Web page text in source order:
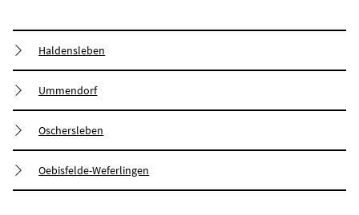
Haldensleben
Ummendorf
Oschersleben
Oebisfelde-Weferlingen